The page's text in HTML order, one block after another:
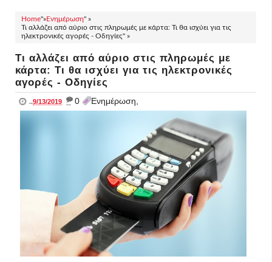
Home"»Ενημέρωση" »
Τι αλλάζει από αύριο στις πληρωμές με κάρτα: Τι θα ισχύει για τις
ηλεκτρονικές αγορές - Οδηγίες" »
Τι αλλάζει από αύριο στις πληρωμές με
κάρτα: Τι θα ισχύει για τις ηλεκτρονικές
αγορές - Οδηγίες
..9/13/2019 _ 0 Ενημέρωση,